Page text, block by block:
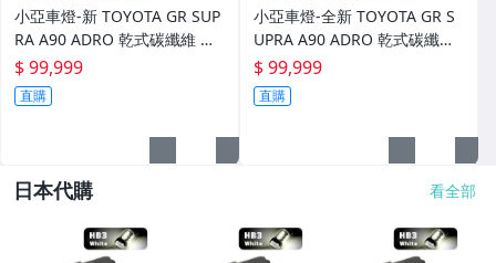
小亞車燈-新 TOYOTA GR SUP
RA A90 ADRO 乾式碳纖維 前
保桿風刀 前保 風刀
$ 99,999
直購
小亞車燈-全新 TOYOTA GR S
UPRA A90 ADRO 乾式碳纖維
前保桿風刀 前保 風刀
$ 99,999
直購
日本代購 看全部